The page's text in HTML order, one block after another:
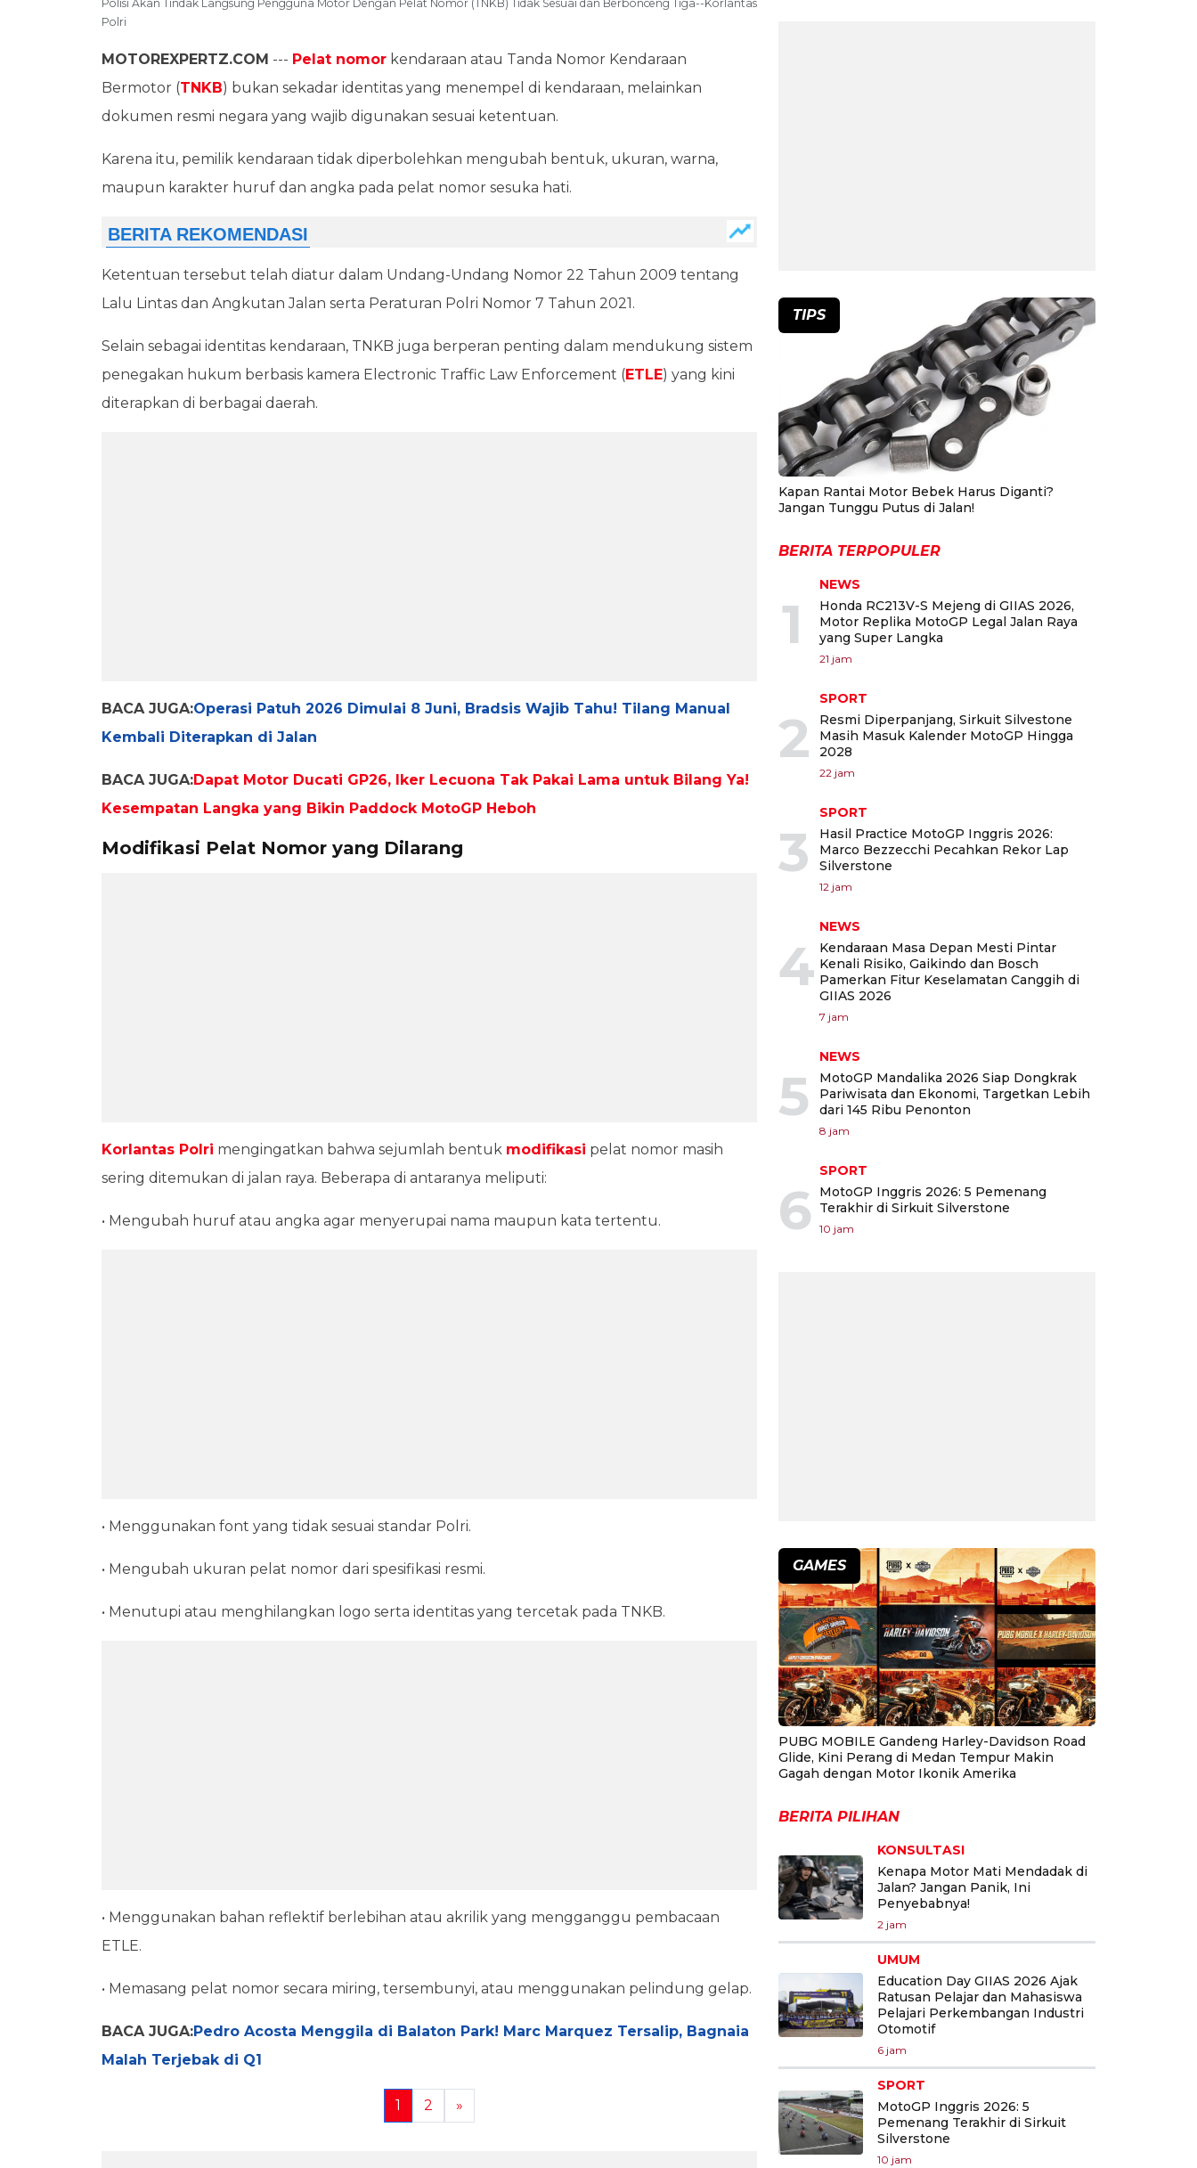
Polisi Akan Tindak Langsung Pengguna Motor Dengan Pelat Nomor (TNKB) Tidak Sesuai dan Berbonceng Tiga--Korlantas
Polri
MOTOREXPERTZ.COM --- Pelat nomor kendaraan atau Tanda Nomor Kendaraan
Bermotor (TNKB) bukan sekadar identitas yang menempel di kendaraan, melainkan
dokumen resmi negara yang wajib digunakan sesuai ketentuan.
Karena itu, pemilik kendaraan tidak diperbolehkan mengubah bentuk, ukuran, warna,
maupun karakter huruf dan angka pada pelat nomor sesuka hati.
Ketentuan tersebut telah diatur dalam Undang-Undang Nomor 22 Tahun 2009 tentang
Lalu Lintas dan Angkutan Jalan serta Peraturan Polri Nomor 7 Tahun 2021.
Selain sebagai identitas kendaraan, TNKB juga berperan penting dalam mendukung sistem
penegakan hukum berbasis kamera Electronic Traffic Law Enforcement (ETLE) yang kini
diterapkan di berbagai daerah.
BACA JUGA:Operasi Patuh 2026 Dimulai 8 Juni, Bradsis Wajib Tahu! Tilang Manual
Kembali Diterapkan di Jalan
BACA JUGA:Dapat Motor Ducati GP26, Iker Lecuona Tak Pakai Lama untuk Bilang Ya!
Kesempatan Langka yang Bikin Paddock MotoGP Heboh
Modifikasi Pelat Nomor yang Dilarang
Korlantas Polri mengingatkan bahwa sejumlah bentuk modifikasi pelat nomor masih
sering ditemukan di jalan raya. Beberapa di antaranya meliputi:
• Mengubah huruf atau angka agar menyerupai nama maupun kata tertentu.
• Menggunakan font yang tidak sesuai standar Polri.
• Mengubah ukuran pelat nomor dari spesifikasi resmi.
• Menutupi atau menghilangkan logo serta identitas yang tercetak pada TNKB.
• Menggunakan bahan reflektif berlebihan atau akrilik yang mengganggu pembacaan
ETLE.
• Memasang pelat nomor secara miring, tersembunyi, atau menggunakan pelindung gelap.
BACA JUGA:Pedro Acosta Menggila di Balaton Park! Marc Marquez Tersalip, Bagnaia
Malah Terjebak di Q1
1 2 »
TIPS
Kapan Rantai Motor Bebek Harus Diganti?
Jangan Tunggu Putus di Jalan!
BERITA TERPOPULER
1
NEWS
Honda RC213V-S Mejeng di GIIAS 2026,
Motor Replika MotoGP Legal Jalan Raya
yang Super Langka
21 jam
2
SPORT
Resmi Diperpanjang, Sirkuit Silvestone
Masih Masuk Kalender MotoGP Hingga
2028
22 jam
3
SPORT
Hasil Practice MotoGP Inggris 2026:
Marco Bezzecchi Pecahkan Rekor Lap
Silverstone
12 jam
4
NEWS
Kendaraan Masa Depan Mesti Pintar
Kenali Risiko, Gaikindo dan Bosch
Pamerkan Fitur Keselamatan Canggih di
GIIAS 2026
7 jam
5
NEWS
MotoGP Mandalika 2026 Siap Dongkrak
Pariwisata dan Ekonomi, Targetkan Lebih
dari 145 Ribu Penonton
8 jam
6
SPORT
MotoGP Inggris 2026: 5 Pemenang
Terakhir di Sirkuit Silverstone
10 jam
GAMES
PUBG MOBILE Gandeng Harley-Davidson Road
Glide, Kini Perang di Medan Tempur Makin
Gagah dengan Motor Ikonik Amerika
BERITA PILIHAN
KONSULTASI
Kenapa Motor Mati Mendadak di
Jalan? Jangan Panik, Ini
Penyebabnya!
2 jam
UMUM
Education Day GIIAS 2026 Ajak
Ratusan Pelajar dan Mahasiswa
Pelajari Perkembangan Industri
Otomotif
6 jam
SPORT
MotoGP Inggris 2026: 5
Pemenang Terakhir di Sirkuit
Silverstone
10 jam